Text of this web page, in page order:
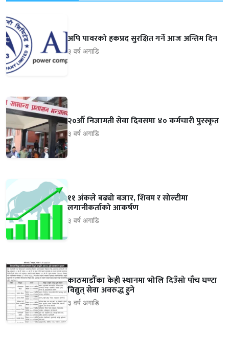
अपि पावरको हकप्रद सुरक्षित गर्ने आज अन्तिम दिन
३ वर्ष अगाडि
२०औँ निजामती सेवा दिवसमा ४० कर्मचारी पुरस्कृत
३ वर्ष अगाडि
११ अंकले बढ्यो बजार, शिवम र सोल्टीमा
लगानीकर्ताको आकर्षण
३ वर्ष अगाडि
काठमाडौँका केही स्थानमा भोलि दिउँसो पाँच घण्टा
विद्युत् सेवा अवरुद्ध हुने
३ वर्ष अगाडि